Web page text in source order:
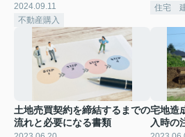
2024.09.11
不動産購入
住宅
土地売買契約を締結するまでの
流れと必要になる書類
宅地造
入時の